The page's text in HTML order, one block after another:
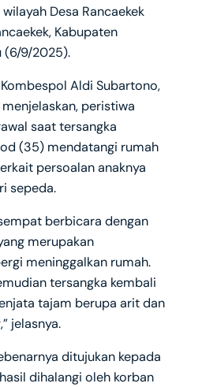
Desa Rancaekek
Kabupaten
(6/9/2025).
Aldi Subartono,
menjelaskan, peristiwa
saat tersangka
(35) mendatangi rumah
persoalan anaknya
sepeda.
berbicara dengan
merupakan
meninggalkan rumah.
tersangka kembali
tajam berupa arit dan
jelasnya.
ditujukan kepada
dihalangi oleh korban